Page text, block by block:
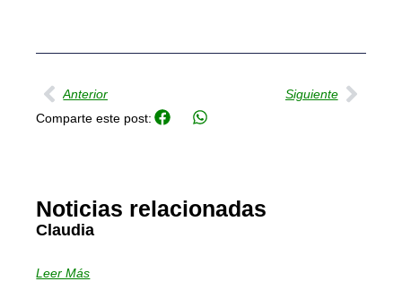
Ant
Anterior Siguiente
Comparte este post:
Noticias relacionadas
Claudia
Leer Más